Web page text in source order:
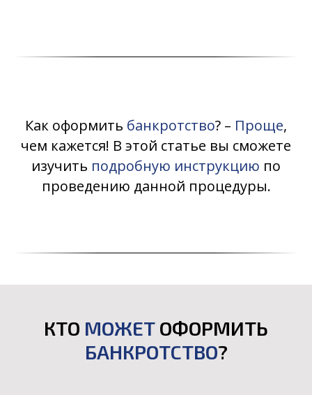
Как оформить банкротство? – Проще,
чем кажется! В этой статье вы сможете
изучить подробную инструкцию по
проведению данной процедуры.
КТО МОЖЕТ ОФОРМИТЬ
БАНКРОТСТВО?